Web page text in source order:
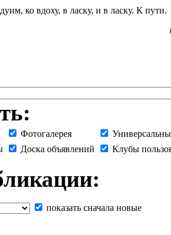
ко вдоху, в ласку, и в ласку. К пути.
Фотогалерея
Доска объявлений Клубы
показать сначала новые